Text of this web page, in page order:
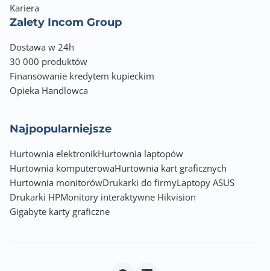
Interfejs komunikacyjny
USB 2.0 High-Speed
Interfejs sieciowy
Gigabit Ethernet 10/100/1000 Mbps RJ-45
Nie
Gniazdo EIO
Nie
Pictbridge
Nie
Nie
Kariera
Zalety Incom Group
Dostawa w 24h
30 000 produktów
Finansowanie kredytem kupieckim
Opieka Handlowca
Najpopularniejsze
Hurtownia elektronikHurtownia laptopów
Hurtownia komputerowaHurtownia kart graficznych
Hurtownia monitorówDrukarki do firmyLaptopy ASUS
Drukarki HPMonitory interaktywne Hikvision
Gigabyte karty graficzne